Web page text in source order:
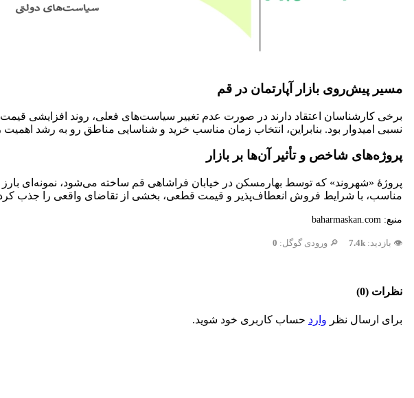
مسیر پیش‌روی بازار آپارتمان در قم
برخی کارشناسان اعتقاد دارند در صورت عدم تغییر سیاست‌های فعلی، روند افزایشی
نسبی امیدوار بود. بنابراین، انتخاب زمان مناسب خرید و شناسایی مناطق رو به رشد
پروژه‌های شاخص و تأثیر آن‌ها بر بازار
پروژهٔ «شهروند» که توسط بهارمسکن در خیابان فراشاهی قم ساخته می‌شود، نمونه‌ای
مناسب، با شرایط فروش انعطاف‌پذیر و قیمت قطعی، بخشی از تقاضای واقعی را جذب
منبع: baharmaskan.com
👁️ بازدید: 7.4k 🔎 ورودی گوگل: 0
نظرات (0)
برای ارسال نظر وارد حساب کاربری خود شوید.